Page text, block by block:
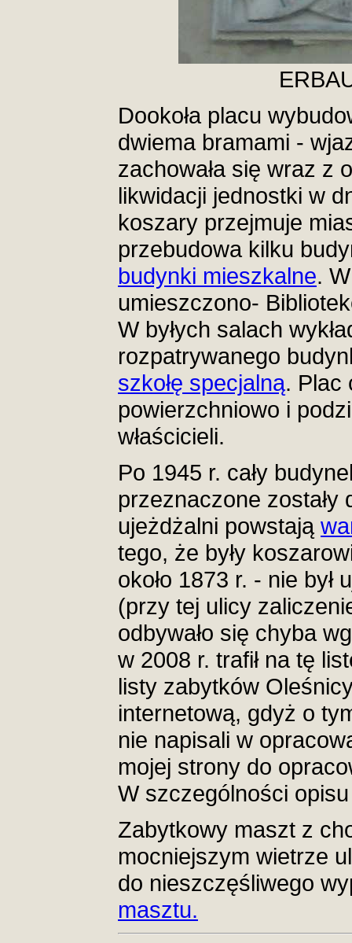
Dookoła placu
dwiema bramami -
zachowała się wraz z
likwidacji jednostki w
koszary przejmuje
przebudowa kilku
budynki mieszkalne.
umieszczono-
W byłych salach
rozpatrywanego
szkołę specjalną. Plac
powierzchniowo i
właścicieli.
Po 1945 r. cały
przeznaczone zostały
ujeżdżalni powstają
tego, że były
około 1873 r. - nie
(przy tej ulicy
odbywało się chyba
w 2008 r. trafił na tę
listy zabytków
internetową, gdyż o
nie napisali w
mojej strony do
W szczególności
Zabytkowy maszt z
mocniejszym wietrze
do nieszczęśliwego
masztu.